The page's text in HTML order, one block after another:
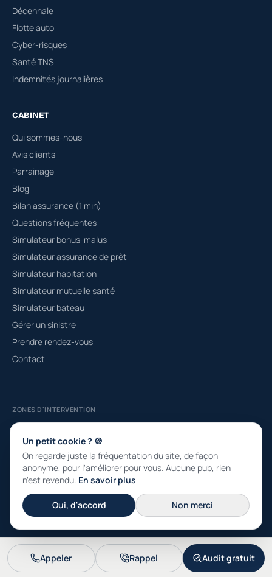
Décennale
Flotte auto
Cyber-risques
Santé TNS
Indemnités journalières
CABINET
Qui sommes-nous
Avis clients
Parrainage
Blog
Bilan assurance (1 min)
Questions fréquentes
Simulateur bonus-malus
Simulateur assurance de prêt
Simulateur habitation
Simulateur mutuelle santé
Simulateur bateau
Gérer un sinistre
Prendre rendez-vous
Contact
ZONES D'INTERVENTION
Courtier à Fréjus
DraguignanSainte-Maxime
© 2026 ASSUDIRE SARL · RCS 790 331 839 · Capital 4 000 € · ORIAS n°
13001333 · 30 Place Dou Maïet, 83600 Fréjus
Mentions légales Confidentialité
Appeler Rappel Audit gratuit
Un petit cookie ? 🍪
On regarde juste la fréquentation du site, de façon
anonyme, pour l'améliorer pour vous. Aucune pub, rien
n'est revendu. En savoir plus
Oui, d'accord Non merci